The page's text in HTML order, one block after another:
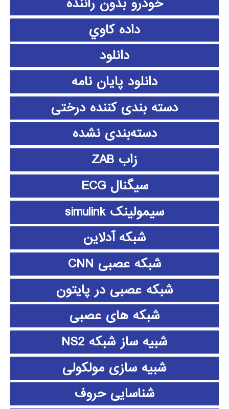
داده كاوي
دانلود
دانلود پايان نامه
دسته بندی کننده درختی
دسته‌بندی نشده
زاب ZAB
سیگنال ECG
سیمولینک simulink
شبکه آدلاین
شبکه عصبی CNN
شبکه عصبی در پایتون
شبکه های عصبی
شبیه ساز شبکه NS2
شبیه سازی مولکولی
شناسایی حروف